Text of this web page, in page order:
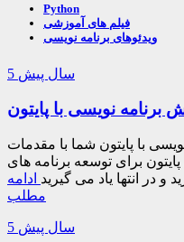
Python
فیلم های آموزشی
ویدئوهای برنامه نویسی
5 سال پیش
برنامه نویسی با پایتون
با پایتون شما با مقدمات
برای توسعه برنامه های
در انتها یاد می گیرید ادامه
مطلب
5 سال پیش